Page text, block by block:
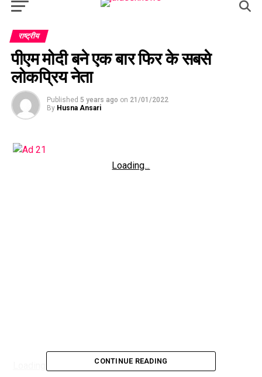
राष्ट्रीय
पीएम मोदी बने एक बार फिर के सबसे
लोकप्रिय नेता
Published 5 years ago on 21/01/2022
By Husna Ansari
Loading...
CONTINUE READING